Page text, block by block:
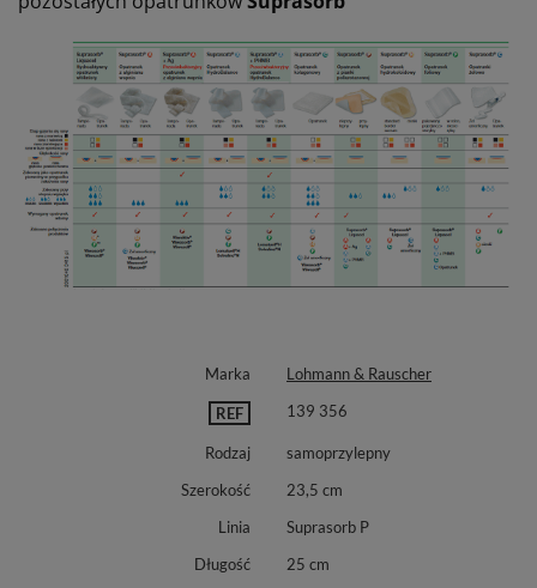
Marka Lohmann & Rauscher
REF 139 356
Rodzaj
samoprzylepny
Szerokość
23,5 cm
Linia
Suprasorb P
Długość
25 cm